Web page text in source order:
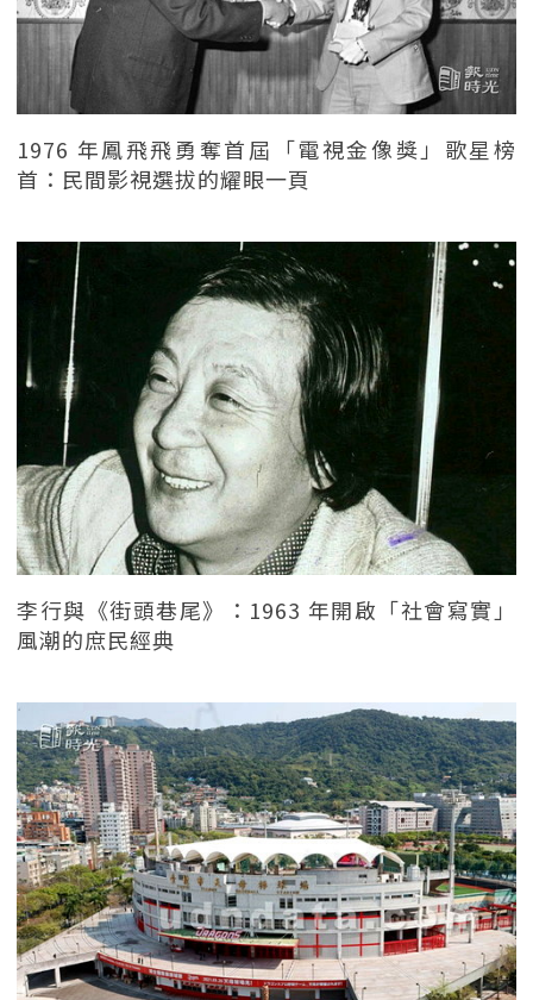
1976 年鳳飛飛勇奪首屆「電視金像獎」歌星榜
首：民間影視選拔的耀眼一頁
李行與《街頭巷尾》：1963 年開啟「社會寫實」
風潮的庶民經典